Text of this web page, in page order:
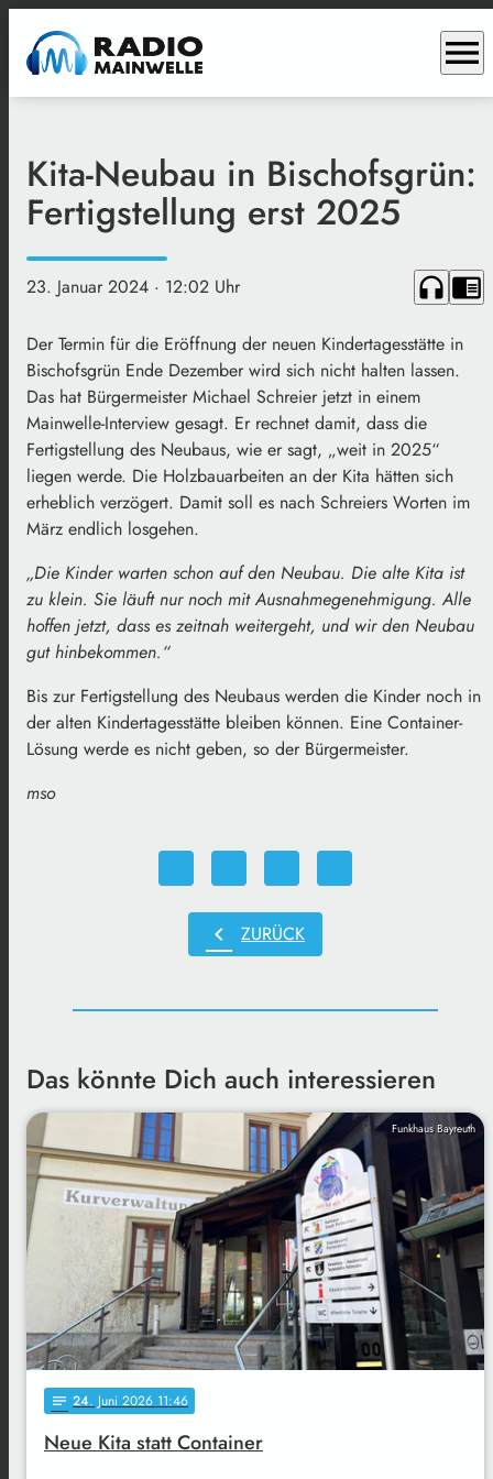
menu
Kita-Neubau in Bischofsgrün:
Fertigstellung erst 2025
23. Januar 2024 · 12:02 Uhr headphones chrome_reader_mode
Der Termin für die Eröffnung der neuen Kindertagesstätte in
Bischofsgrün Ende Dezember wird sich nicht halten lassen.
Das hat Bürgermeister Michael Schreier jetzt in einem
Mainwelle-Interview gesagt. Er rechnet damit, dass die
Fertigstellung des Neubaus, wie er sagt, „weit in 2025“
liegen werde. Die Holzbauarbeiten an der Kita hätten sich
erheblich verzögert. Damit soll es nach Schreiers Worten im
März endlich losgehen.
„Die Kinder warten schon auf den Neubau. Die alte Kita ist
zu klein. Sie läuft nur noch mit Ausnahmegenehmigung. Alle
hoffen jetzt, dass es zeitnah weitergeht, und wir den Neubau
gut hinbekommen.“
Bis zur Fertigstellung des Neubaus werden die Kinder noch in
der alten Kindertagesstätte bleiben können. Eine Container-
Lösung werde es nicht geben, so der Bürgermeister.
mso
chevron_left ZURÜCK
Das könnte Dich auch interessieren
Funkhaus Bayreuth
notes 24. Juni 2026 11:46
Neue Kita statt Container